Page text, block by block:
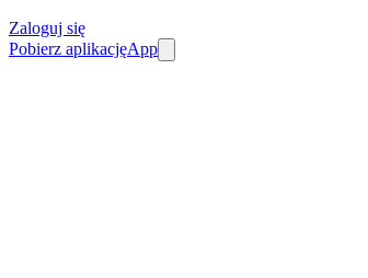
Zaloguj się
Pobierz aplikacjęApp